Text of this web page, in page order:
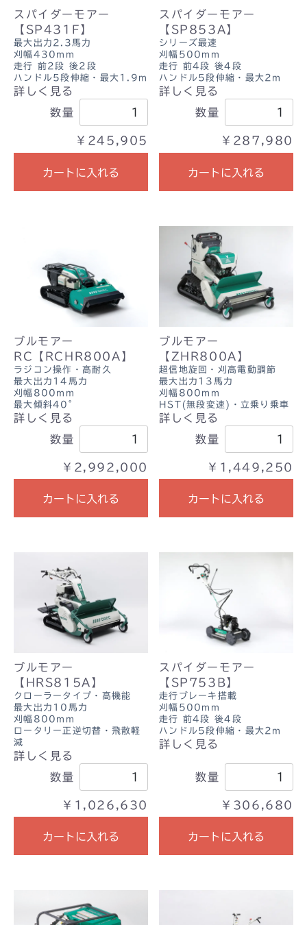
スパイダーモアー
【SP431F】
最大出力2.3馬力
刈幅430mm
走行 前2段 後2段
ハンドル5段伸縮・最大1.9m
詳しく見る
数量
￥245,905
カートに入れる
スパイダーモアー
【SP853A】
シリーズ最速
刈幅500mm
走行 前4段 後4段
ハンドル5段伸縮・最大2m
詳しく見る
数量
￥287,980
カートに入れる
ブルモアー
RC【RCHR800A】
ラジコン操作・高耐久
最大出力14馬力
刈幅800mm
最大傾斜40°
詳しく見る
数量
￥2,992,000
カートに入れる
ブルモアー
【ZHR800A】
超信地旋回・刈高電動調節
最大出力13馬力
刈幅800mm
HST(無段変速)・立乗り乗車
詳しく見る
数量
￥1,449,250
カートに入れる
ブルモアー
【HRS815A】
クローラータイプ・高機能
最大出力10馬力
刈幅800mm
ロータリー正逆切替・飛散軽
減
詳しく見る
数量
￥1,026,630
カートに入れる
スパイダーモアー
【SP753B】
走行ブレーキ搭載
刈幅500mm
走行 前4段 後4段
ハンドル5段伸縮・最大2m
詳しく見る
数量
￥306,680
カートに入れる